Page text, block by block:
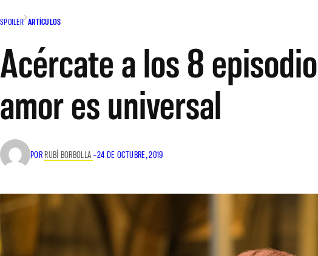
SPOILER ARTÍCULOS
Acércate a los 8
amor es universal
POR RUBÍ BORBOLLA–24 DE OCTUBRE, 2019